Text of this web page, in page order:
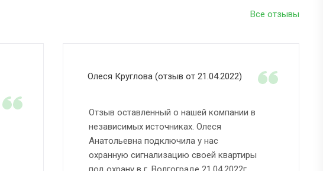
Все отзывы
Олеся Круглова (отзыв от 21.04.2022)
Отзыв оставленный о нашей компании в
независимых источниках. Олеся
Анатольевна подключила у нас
охранную сигнализацию своей квартиры